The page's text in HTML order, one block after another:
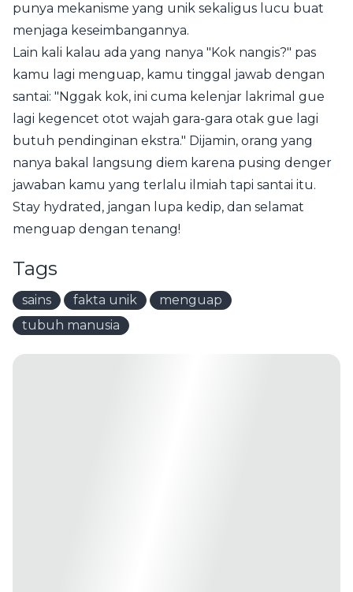
punya mekanisme yang unik sekaligus lucu buat
menjaga keseimbangannya.
Lain kali kalau ada yang nanya "Kok nangis?" pas
kamu lagi menguap, kamu tinggal jawab dengan
santai: "Nggak kok, ini cuma kelenjar lakrimal gue
lagi kegencet otot wajah gara-gara otak gue lagi
butuh pendinginan ekstra." Dijamin, orang yang
nanya bakal langsung diem karena pusing denger
jawaban kamu yang terlalu ilmiah tapi santai itu.
Stay hydrated, jangan lupa kedip, dan selamat
menguap dengan tenang!
Tags
sains fakta unik
menguap
tubuh manusia